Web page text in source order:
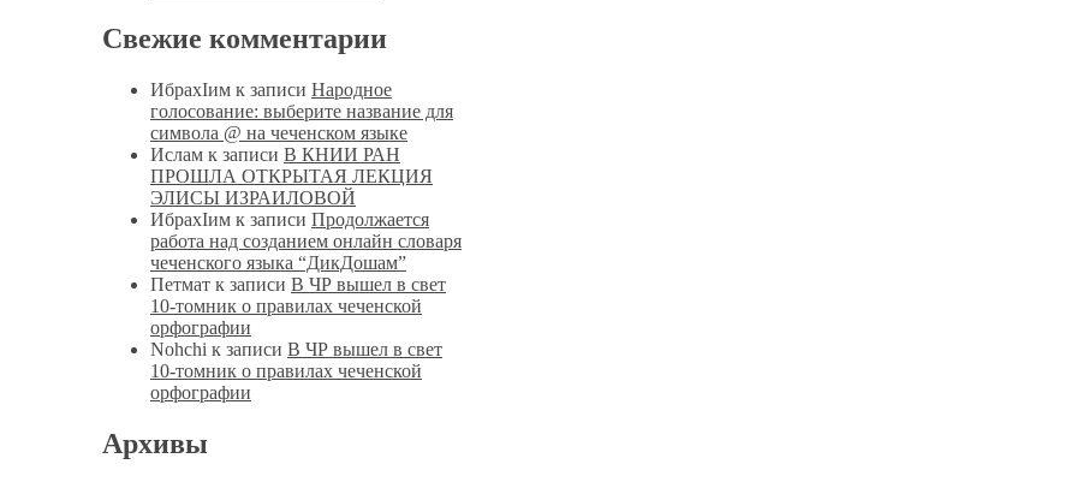
Свежие комментарии
ИбрахIим к записи Народное
голосование: выберите название для
символа @ на чеченском языке
Ислам к записи В КНИИ РАН
ПРОШЛА ОТКРЫТАЯ ЛЕКЦИЯ
ЭЛИСЫ ИЗРАИЛОВОЙ
ИбрахIим к записи Продолжается
работа над созданием онлайн словаря
чеченского языка “ДикДошам”
Петмат к записи В ЧР вышел в свет
10-томник о правилах чеченской
орфографии
Nohchi к записи В ЧР вышел в свет
10-томник о правилах чеченской
орфографии
Архивы